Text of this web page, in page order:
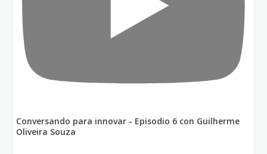
Conversando para innovar - Episodio 6 con Guilherme
Oliveira Souza